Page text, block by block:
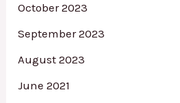
October 2023
September 2023
August 2023
June 2021